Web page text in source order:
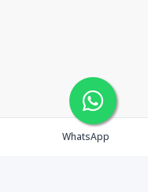
WhatsApp